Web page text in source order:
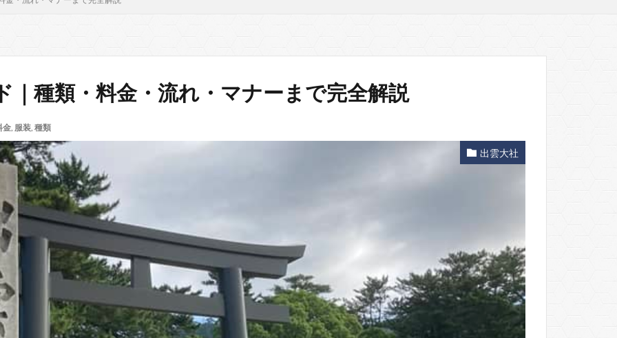
｜種類・料金・流れ・マナーまで完全解説
金, 服装, 種類
出雲大社